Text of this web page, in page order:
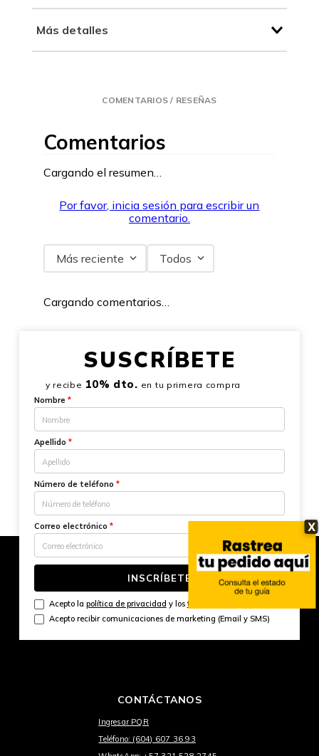
X
Más detalles
COMENTARIOS / RESEÑAS
Comentarios
Cargando el resumen…
Por favor, inicia sesión para escribir un
comentario.
Más reciente Todos
Cargando comentarios…
SUSCRÍBETE
y recibe 10% dto. en tu primera compra
Nombre *
Apellido *
Número de teléfono *
Correo electrónico *
INSCRÍBETE
Acepto la política de privacidad y lostérminos y condiciones
Acepto recibir comunicaciones de marketing (Email y SMS)
CONTÁCTANOS
Ingresar PQR
Teléfono: (604) 607 36 93